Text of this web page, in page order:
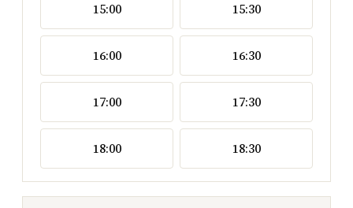
15:00 15:30
16:00 16:30
17:00 17:30
18:00 18:30